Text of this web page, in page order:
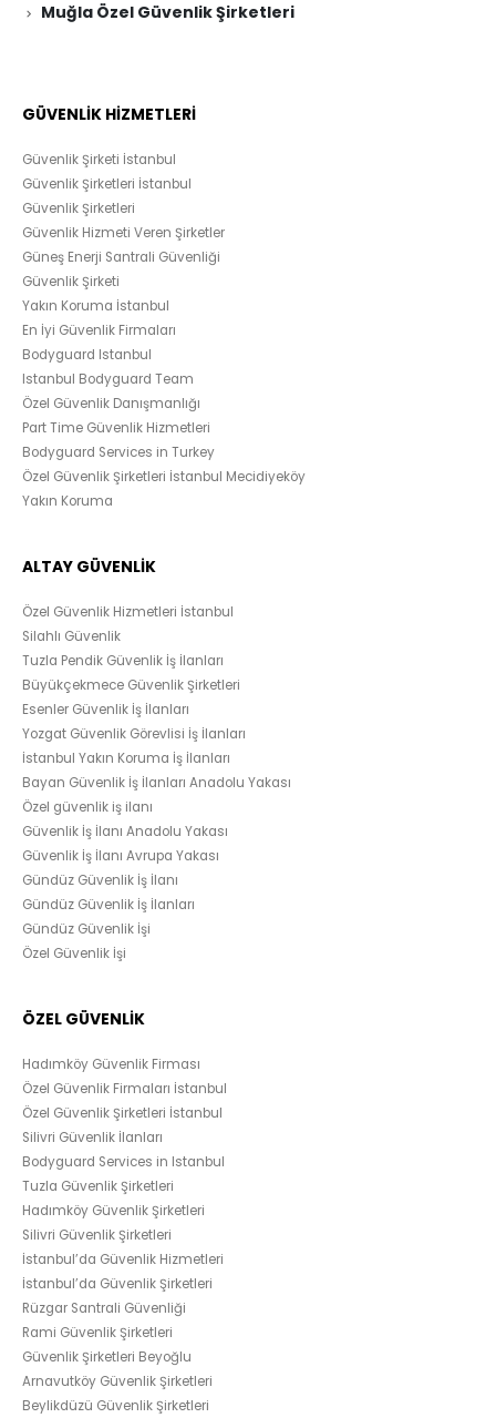
Muğla Özel Güvenlik Şirketleri
GÜVENLİK HİZMETLERİ
Güvenlik Şirketi İstanbul
Güvenlik Şirketleri İstanbul
Güvenlik Şirketleri
Güvenlik Hizmeti Veren Şirketler
Güneş Enerji Santrali Güvenliği
Güvenlik Şirketi
Yakın Koruma İstanbul
En İyi Güvenlik Firmaları
Bodyguard Istanbul
Istanbul Bodyguard Team
Özel Güvenlik Danışmanlığı
Part Time Güvenlik Hizmetleri
Bodyguard Services in Turkey
Özel Güvenlik Şirketleri İstanbul Mecidiyeköy
Yakın Koruma
ALTAY GÜVENLİK
Özel Güvenlik Hizmetleri İstanbul
Silahlı Güvenlik
Tuzla Pendik Güvenlik İş İlanları
Büyükçekmece Güvenlik Şirketleri
Esenler Güvenlik İş İlanları
Yozgat Güvenlik Görevlisi İş İlanları
İstanbul Yakın Koruma İş İlanları
Bayan Güvenlik İş İlanları Anadolu Yakası
Özel güvenlik iş ilanı
Güvenlik İş İlanı Anadolu Yakası
Güvenlik İş İlanı Avrupa Yakası
Gündüz Güvenlik İş İlanı
Gündüz Güvenlik İş İlanları
Gündüz Güvenlik İşi
Özel Güvenlik İşi
ÖZEL GÜVENLİK
Hadımköy Güvenlik Firması
Özel Güvenlik Firmaları İstanbul
Özel Güvenlik Şirketleri İstanbul
Silivri Güvenlik İlanları
Bodyguard Services in Istanbul
Tuzla Güvenlik Şirketleri
Hadımköy Güvenlik Şirketleri
Silivri Güvenlik Şirketleri
İstanbul’da Güvenlik Hizmetleri
İstanbul’da Güvenlik Şirketleri
Rüzgar Santrali Güvenliği
Rami Güvenlik Şirketleri
Güvenlik Şirketleri Beyoğlu
Arnavutköy Güvenlik Şirketleri
Beylikdüzü Güvenlik Şirketleri